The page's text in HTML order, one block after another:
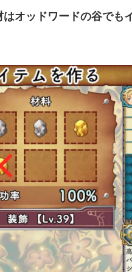
オッドワードの谷でも